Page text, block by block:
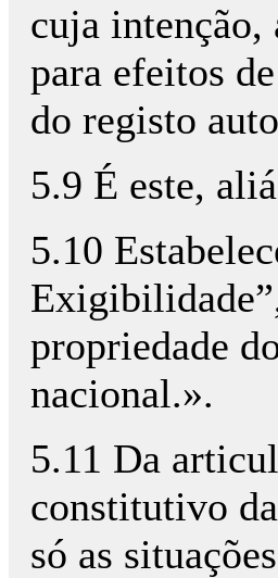
cuja intenção,
para efeitos
do registo
5.9 É este,
5.10
propriedade
nacional.».
5.11 Da
constitutivo
só as